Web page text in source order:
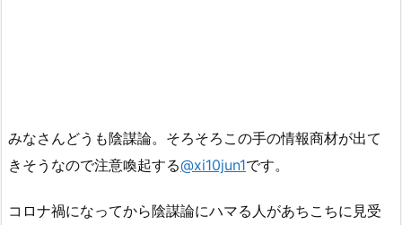
みなさんどうも陰謀論。そろそろこの手の情報商材が出て
きそうなので注意喚起する@xi10jun1です。
コロナ禍になってから陰謀論にハマる人があちこちに見受